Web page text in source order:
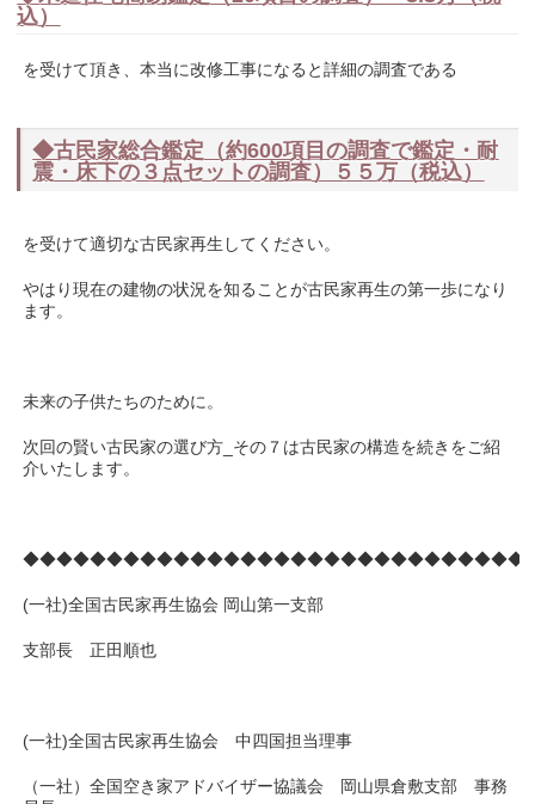
込）
を受けて頂き、本当に改修工事になると詳細の調査である
◆古民家総合鑑定（約600項目の調査で鑑定・耐
震・床下の３点セットの調査）５５万（税込）
を受けて適切な古民家再生してください。
やはり現在の建物の状況を知ることが古民家再生の第一歩になり
ます。
未来の子供たちのために。
次回の賢い古民家の選び方_その７は古民家の構造を続きをご紹
介いたします。
◆◆◆◆◆◆◆◆◆◆◆◆◆◆◆◆◆◆◆◆◆◆◆◆◆◆◆◆◆◆
(一社)全国古民家再生協会 岡山第一支部
支部長 正田順也
(一社)全国古民家再生協会 中四国担当理事
（一社）全国空き家アドバイザー協議会 岡山県倉敷支部 事務